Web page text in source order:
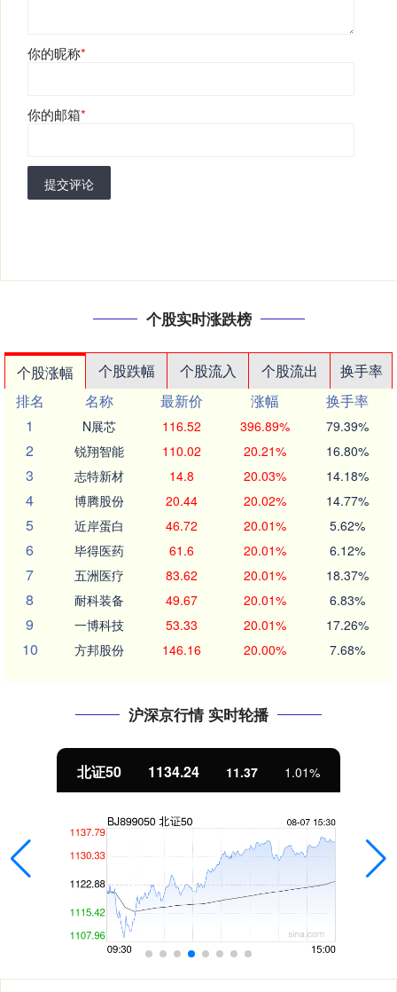
你的昵称*
你的邮箱*
提交评论
个股实时涨跌榜
个股涨幅 个股跌幅 个股流入 个股流出
换手率
排名
名称 最新价 涨幅
换手率
1
N展芯 116.52 396.89% 79.39%
2 锐翔智能 110.02 20.21% 16.80%
3 志特新材 14.8 20.03% 14.18%
4 博腾股份 20.44 20.02% 14.77%
5 近岸蛋白 46.72 20.01% 5.62%
6 毕得医药 61.6 20.01% 6.12%
7 五洲医疗 83.62 20.01% 18.37%
8 耐科装备 49.67 20.01% 6.83%
9 一博科技 53.33 20.01% 17.26%
10 方邦股份 146.16 20.00% 7.68%
沪深京行情 实时轮播
北证50 1134.24 11.37 1.01%